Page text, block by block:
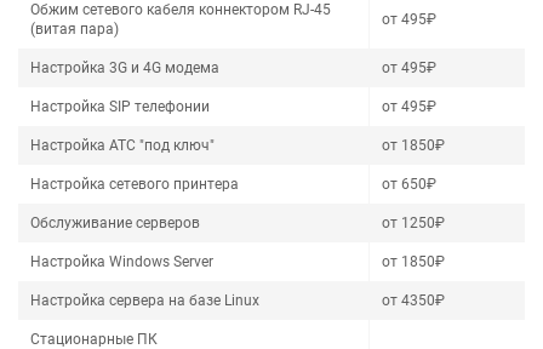
Обжим сетевого кабеля коннектором RJ-45
(витая пара)
от 495₽
Настройка 3G и 4G модема от 495₽
Настройка SIP телефонии от 495₽
Настройка АТС "под ключ" от 1850₽
Настройка сетевого принтера от 650₽
Обслуживание серверов от 1250₽
Настройка Windows Server от 1850₽
Настройка сервера на базе Linux от 4350₽
Стационарные ПК